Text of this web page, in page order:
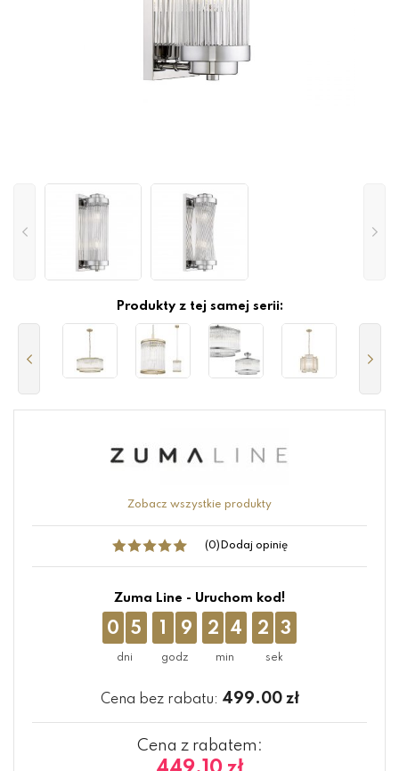
Produkty z tej samej serii:
Zobacz wszystkie produkty
(0) Dodaj opinię
Zuma Line - Uruchom kod!
0 5 1 9 2 4 2 2
Cena bez rabatu: 499.00 zł
Cena z rabatem: